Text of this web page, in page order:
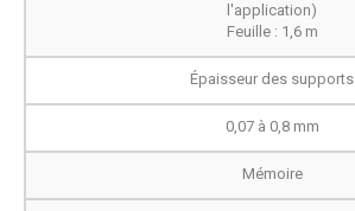
l'application)
Feuille : 1,6 m
Épaisseur des supports
0,07 à 0,8 mm
Mémoire